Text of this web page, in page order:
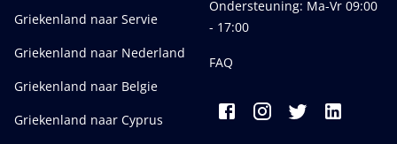
Griekenland naar Servie
Griekenland naar Nederland
Griekenland naar Belgie
Griekenland naar Cyprus
Ondersteuning: Ma-Vr 09:00
- 17:00
FAQ